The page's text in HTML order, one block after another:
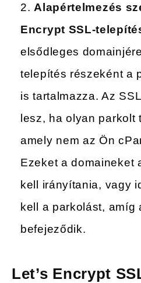
Alapértelmezés
Encrypt SSL-
elsődleges
telepítés részeként a
is tartalmazza. Az
lesz, ha olyan parkolt
amely nem az Ön
Ezeket a domaineket
kell irányítania, vagy
kell a parkolást, amíg
befejeződik.
Let’s Encrypt